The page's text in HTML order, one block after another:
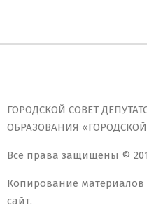
ГОРОДСКОЙ СОВЕТ
ОБРАЗОВАНИЯ
Все права защищены ©
Копирование материалов
сайт.